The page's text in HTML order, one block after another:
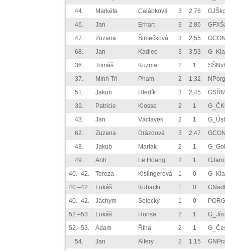
44.
Markéta Calábková 3 2,76
46.
Jan Erhart 3 2,86
47.
Zuzana Šimečková 3 2,55
68.
Jan Kadlec 3 3,53
36.
Tomáš Kuzma 2 1
37.
Minh Tri Pham 2 1,32
NPorg
51.
Jakub Hledík 3 2,45
39.
Patricie Klosse 2 1
43.
Jan Václavek 2 1
62.
Zuzana Drázdová 3 2,47
48.
Jakub Marták 2 1
49.
Anh Le Hoang 2 1
40.–42.
Tereza Kislingerová 1 0
40.–42.
Lukáš Kubacki 1 0
40.–42.
Jáchym Solecký 1 0
52.–53.
Lukáš Honsa 2 1
52.–53.
Adam Říha 2 1
54.
Jan Alfery 2 1,15